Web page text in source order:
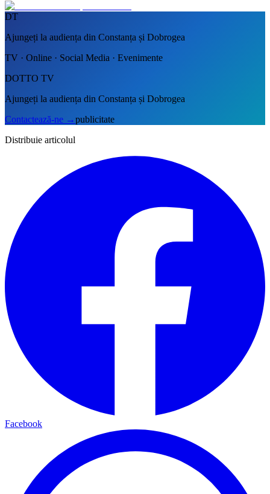
DT
Ajungeți la audiența din Constanța și Dobrogea
TV · Online · Social Media · Evenimente
DOTTO TV
Ajungeți la audiența din Constanța și Dobrogea
Contactează-ne →publicitate
Distribuie articolul
Facebook